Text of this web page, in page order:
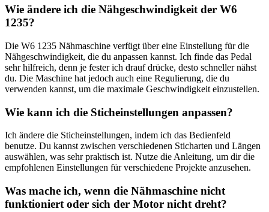
Wie ändere ich die Nähgeschwindigkeit der W6
1235?
Die W6 1235 Nähmaschine verfügt über ‌eine Einstellung für die
Nähgeschwindigkeit, die du anpassen kannst. ⁢Ich finde das Pedal
sehr hilfreich, denn je ‌fester ich drauf drücke,⁢ desto schneller nähst
du. Die Maschine‍ hat jedoch auch​ eine Regulierung, ⁤die du
verwenden ⁢kannst, um die ​maximale Geschwindigkeit einzustellen.
Wie kann ich‍ die ​Sticheinstellungen anpassen?
Ich ändere die Sticheinstellungen, indem ich das Bedienfeld
⁣benutze. Du kannst zwischen⁤ verschiedenen Sticharten und Längen⁣
auswählen, was sehr praktisch ist. Nutze die Anleitung, um dir die
empfohlenen Einstellungen für verschiedene Projekte anzusehen.
Was mache ich,‍ wenn die Nähmaschine nicht
funktioniert oder ⁢sich ⁢der Motor nicht dreht?